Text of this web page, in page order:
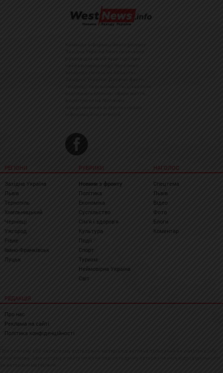
РЕГІОНИ
Західна Україна
Львів
Тернопіль
Хмельницький
Чернівці
Ужгород
Рівне
Івано-Франківськ
Луцьк
РУБРИКИ
Новини з фронту
Політика
Економіка
Суспільство
Сім'я і здоров'я
Культура
Події
Спорт
Туризм
Неймовірна Україна
Світ
НАГОЛОС
Спецтема
Львів
Відео
Фото
Блоги
Коментар
РЕДАКЦІЯ
Про нас
Реклама на сайті
Політика конфіденційності